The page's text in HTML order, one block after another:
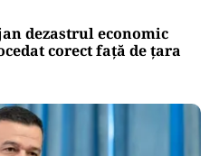
dezastrul economic
corect față de țara